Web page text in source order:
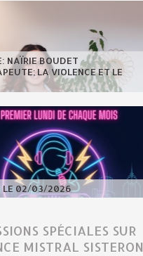
NAÏRIE BOUDET
LA VIOLENCE ET LE
LE 02/03/2026
SPÉCIALES SUR
MISTRAL SISTERON